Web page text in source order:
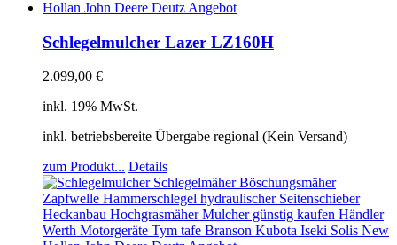
Schlegelmulcher Lazer LZ160H
2.099,00 €
inkl. 19% MwSt.
inkl. betriebsbereite Übergabe regional (Kein Versand)
zum Produkt... Details